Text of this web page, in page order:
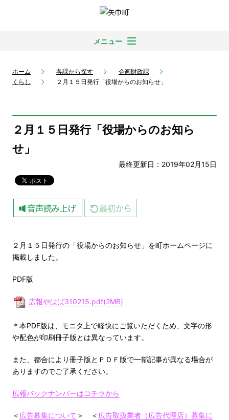
メニュー
ホーム 各課から探す
企画財政課
くらし
２月１５日発行「役場からのお知らせ」
２月１５日発行「役場からのお知ら
せ」
最終更新日：2019年02月15日
２月１５日発行の「役場からのお知らせ」を町ホームページに
掲載しました。
PDF版
広報やはば310215.pdf(2MB)
＊本PDF版は、モニタ上で軽快にご覧いただくため、文字の形
や配色が印刷冊子版とは異なっています。
また、都合により冊子版とＰＤＦ版で一部記事が異なる場合が
ありますのでご了承ください。
広報バックナンバーはコチラから
＜ 広告募集について ＞ ＜ 広告取扱業者（広告代理店）募集に